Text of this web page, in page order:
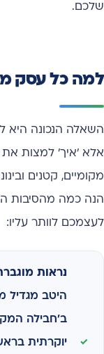
שלכם.
למה כל עסק
השאלה הנכונה היא
אלא 'איך' למצות את
מקומיים, קטנים
הנה כמה מהסיבות
לעצמכם לוותר עליו:
נראות
היטב מגדיל
יוקרתית